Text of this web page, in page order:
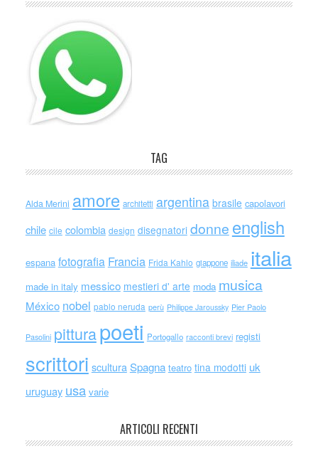
TAG
Alda Merini amore architetti argentina brasile capolavori
chile cile colombia design disegnatori donne english
espana fotografia Francia Frida Kahlo giappone iliade italia
made in italy messico mestieri d' arte moda musica
México nobel pablo neruda perù Philippe Jaroussky Pier Paolo
Pasolini pitturapoeti Portogallo racconti brevi registi
scrittori scultura Spagna teatro tina modotti uk
uruguay usa varie
ARTICOLI RECENTI